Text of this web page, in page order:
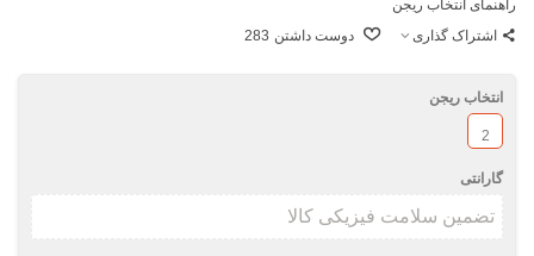
راهنمای انتخاب ریجن
اشتراک گذاری
دوست داشتن 283
انتخاب ریجن
2
گارانتی